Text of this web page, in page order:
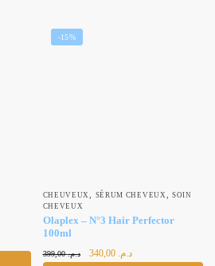
-15%
CHEUVEUX SÉRUM CHEVEUX ,SOIN
CHEVEUX
Olaplex – N°3 Hair Perfector
100ml
د.م.399,00
Le prix د.م. 340,00